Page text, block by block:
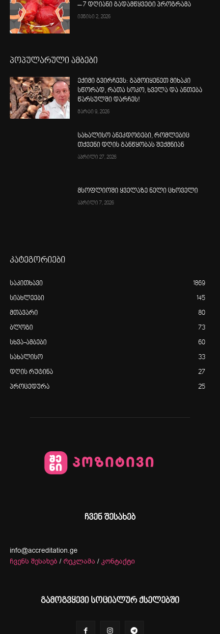
– 7 დღიანი გადამწყვეტი პროგრამა
ივნისი 2, 2026
პოპულარული ამბები
ექიმი გვირჩევს: გამოიყენეთ მიხაკი
სწორად, რათა სოკო, ხველა და ანთება
წარსულში დარჩეს!
მარტი 9, 2026
სახალისო ანეკდოტები, რომლებიც
თქვენი დღის განწყობას შექმნიან
აპრილი 27, 2026
მსოფლიოში ყველაზე ნელი ცხოველი
აპრილი 7, 2026
კატეგორიები
საკითხავი 1869
სიახლეები 145
მთავარი 80
ბლოგი 73
სხვა-ამბები 60
სახალისო 33
დღის რუტინა 27
პროცედურა 25
ჩვენ შესახებ
info@accreditation.ge
ჩვენს შესახებ / რეკლამა / კონტაქტი
გამოგვყევი სოციალურ ქსელებში